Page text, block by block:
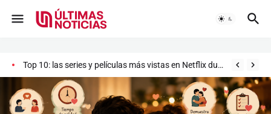
Top 10: las series y películas más vistas en Netflix durante 2026
Este es el ranking de las 11 películas de Spider-Man, según la revista Variety